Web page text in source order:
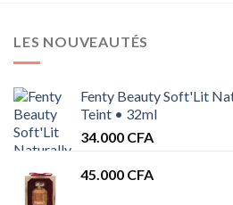
LES NOUVEAUTÉS
Fenty Beauty Soft'Lit
Teint • 32ml
34.000 CFA
45.000 CFA